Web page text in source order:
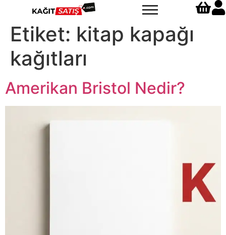
Etiket: kitap kapağı
kağıtları
Amerikan Bristol Nedir?